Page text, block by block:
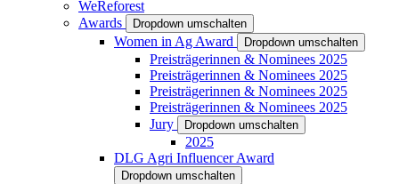
WeReforest
Awards
Dropdown umschalten
Women in Ag Award Dropdown umschalten
Preisträgerinnen & Nominees 2025
Preisträgerinnen & Nominees 2025
Preisträgerinnen & Nominees 2025
Preisträgerinnen & Nominees 2025
Jury
Dropdown umschalten
2025
DLG Agri Influencer Award
Dropdown umschalten